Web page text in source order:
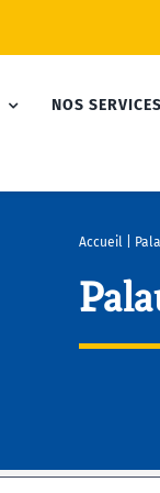
NOS SERVICES
Accueil|